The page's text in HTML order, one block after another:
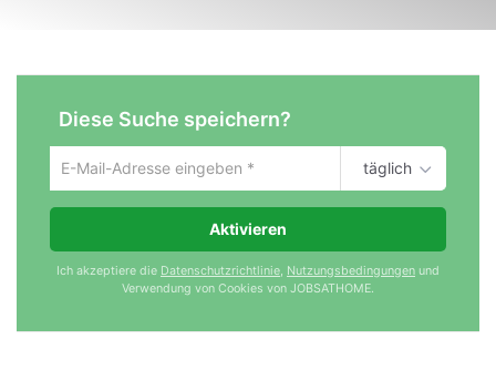
Diese Suche speichern?
Um
die
aktuelle
zu
deine
täglich
Aktivieren
Ich akzeptiere die Datenschutzrichtlinie, Nutzungsbedingungen und
Verwendung von Cookies von JOBSATHOME.